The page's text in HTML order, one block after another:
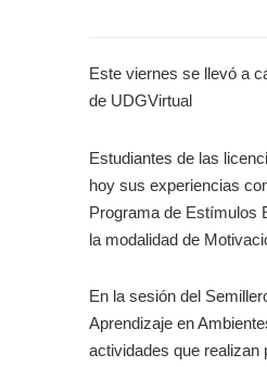
Este viernes se llevó a
de UDGVirtual
Estudiantes de las
hoy sus experiencias
Programa de Estímulos
la modalidad de
En la sesión del
Aprendizaje en
actividades que realizan